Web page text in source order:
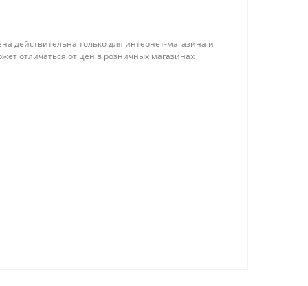
действительна только для интернет-магазина и
отличаться от цен в розничных магазинах